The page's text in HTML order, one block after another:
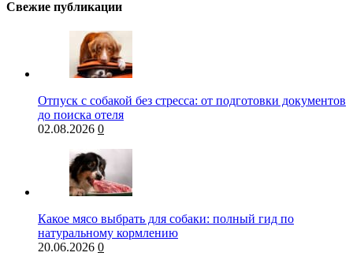
Свежие публикации
Отпуск с собакой без стресса: от подготовки документов
до поиска отеля
02.08.2026 0
Какое мясо выбрать для собаки: полный гид по
натуральному кормлению
20.06.2026 0